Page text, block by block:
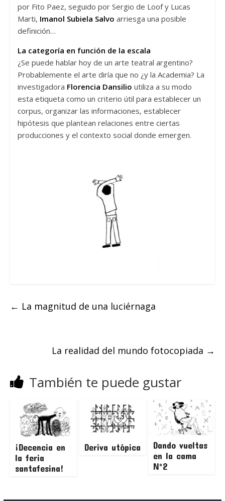
por Fito Paez, seguido por Sergio de Loof y Lucas
Marti, Imanol Subiela Salvo arriesga una posible
definición…
La categoría en función de la escala
¿Se puede hablar hoy de un arte teatral argentino?
Probablemente el arte diría que no ¿y la Academia? La
investigadora Florencia Dansilio utiliza a su modo
esta etiqueta como un criterio útil para establecer un
corpus, organizar las informaciones, establecer
hipótesis que plantean relaciones entre ciertas
producciones y el contexto social donde emergen.
← La magnitud de una luciérnaga
La realidad del mundo fotocopiada →
También te puede gustar
¡Decencia en
la feria
santafesina!
Deriva utópica
Dando vueltas
en la cama
Nº2